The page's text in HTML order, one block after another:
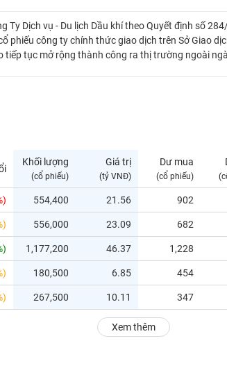
Ty Dịch vụ - Du lịch Dầu khí theo Quyết định số
phiếu công ty chính thức giao dịch trên Sở Giao
tiếp tục mở rộng thành công ra thị trường ngoài
Khối lượng
(cổ phiếu)
Giá trị
(tỷ VNĐ)
Dư mua
(cổ phiếu)
554,400 21.56 902
556,000 23.09 682
1,177,200 46.37 1,228
180,500 6.85 454
267,500 10.11 347
Xem thêm